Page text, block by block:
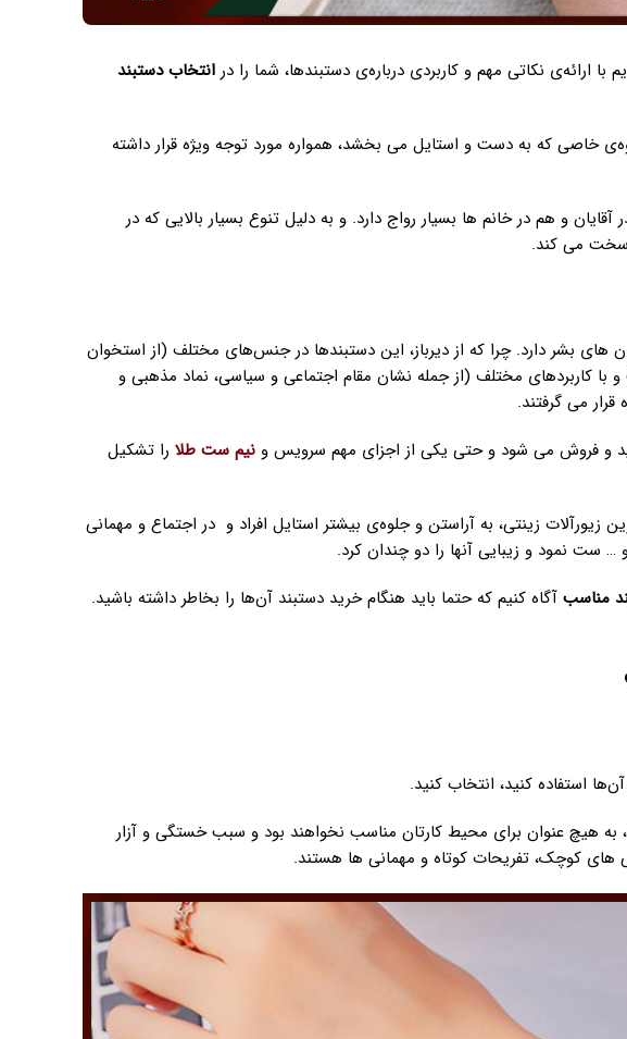
با ارائه‌ی نکاتی مهم و کاربردی درباره‌ی دستبندها، شما را در انتخاب دستبند
خاصی که به دست و استایل می بخشد، همواره مورد توجه ویژه قرار داشته
و هم در خانم ها بسیار رواج دارد. و به دلیل تنوع بسیار بالایی که در
سخت می کند.
های بشر دارد. چرا که از دیرباز، این دستبندها در جنس‌های مختلف (از استخوان
کاربردهای مختلف (از جمله نشان مقام اجتماعی و سیاسی، نماد مذهبی و
می گرفتند.
خرید و فروش می شود و حتی یکی از اجزای مهم سرویس و نیم ست طلا را تشکیل
زیورآلات زینتی، به آراستن و جلوه‌ی بیشتر استایل افراد و در اجتماع و مهمانی
… ست نمود و زیبایی آنها را دو چندان کرد.
مناسب آگاه کنیم که حتما باید هنگام خرید دستبند آن‌ها را بخاطر داشته باشید.
استفاده کنید، انتخاب کنید.
به هیچ عنوان برای محیط کارتان مناسب نخواهند بود و سبب خستگی و آزار
کوچک، تفریحات کوتاه و مهمانی ها هستند.